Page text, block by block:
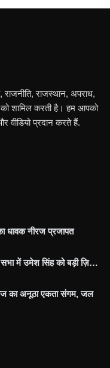
राजनीति, राजस्थान, अपराध,
शामिल करती है। हम आपको
वीडियो प्रदान करते हैं.
धावक नीरज प्रजापत
सभा में उमेश सिंह को बड़ी ज़ि…
का अनूठा एकता संगम, जल